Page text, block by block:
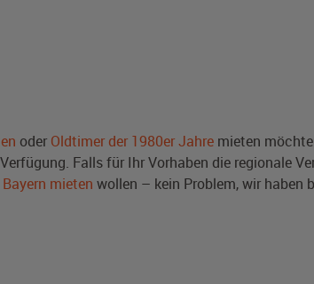
oder Oldtimer der 1980er Jahre mieten
Falls für Ihr Vorhaben die regionale
mieten wollen – kein Problem, wir haben